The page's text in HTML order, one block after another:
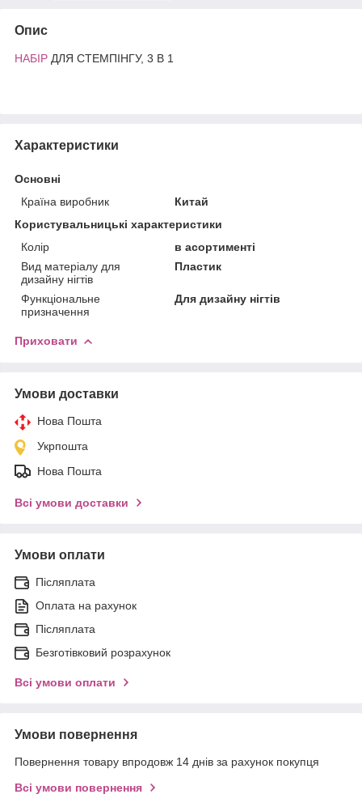
Опис
НАБІР ДЛЯ СТЕМПІНГУ, 3 В 1
Характеристики
Основні
Країна виробник
Китай
Користувальницькі характеристики
Колір
в асортименті
Вид матеріалу для
дизайну нігтів
Пластик
Функціональне
призначення
Для дизайну нігтів
Приховати
Умови доставки
Нова Пошта
Укрпошта
Нова Пошта
Всі умови доставки
Умови оплати
Післяплата
Оплата на рахунок
Післяплата
Безготівковий розрахунок
Всі умови оплати
Умови повернення
Повернення товару впродовж 14 днів за рахунок покупця
Всі умови повернення